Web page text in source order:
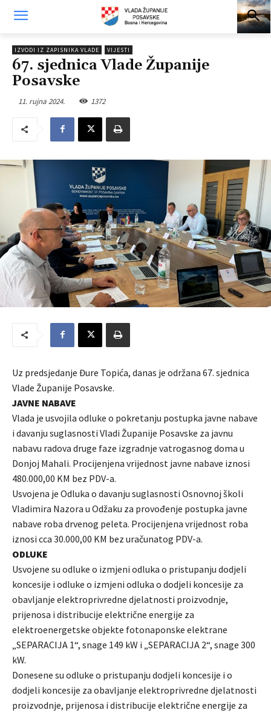
IZVODI IZ ZAPISNIKA VLADE VIJESTI
67. sjednica Vlade Županije
Posavske
11. rujna 2024. 1372
Uz predsjedanje Đure Topića, danas je održana 67. sjednica
Vlade Županije Posavske.
JAVNE NABAVE
Vlada je usvojila odluke o pokretanju postupka javne nabave
i davanju suglasnosti Vladi Županije Posavske za javnu
nabavu radova druge faze izgradnje vatrogasnog doma u
Donjoj Mahali. Procijenjena vrijednost javne nabave iznosi
480.000,00 KM bez PDV-a.
Usvojena je Odluka o davanju suglasnosti Osnovnoj školi
Vladimira Nazora u Odžaku za provođenje postupka javne
nabave roba drvenog peleta. Procijenjena vrijednost roba
iznosi cca 30.000,00 KM bez uračunatog PDV-a.
ODLUKE
Usvojene su odluke o izmjeni odluka o pristupanju dodjeli
koncesije i odluke o izmjeni odluka o dodjeli koncesije za
obavljanje elektroprivredne djelatnosti proizvodnje,
prijenosa i distribucije električne energije za
elektroenergetske objekte fotonaponske elektrane
„SEPARACIJA 1“, snage 149 kW i „SEPARACIJA 2“, snage 300
kW.
Donesene su odluke o pristupanju dodjeli koncesije i o
dodjeli koncesije za obavljanje elektroprivredne djelatnosti
proizvodnje, prijenosa i distribucije električne energije za